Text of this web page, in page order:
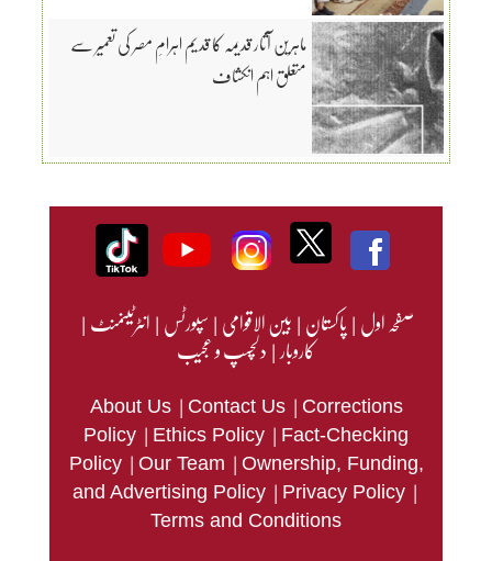
ماہرین آثار قدیمہ کا قدیم اہرامِ مصر کی تعمیر سے
متعلق اہم انکشاف
صفحہ اول|پاکستان|بین الاقوامی|سپورٹس|انٹرٹینمنٹ|
کاروبار|دلچسپ و عجیب
About Us | Contact Us | Corrections
Policy | Ethics Policy | Fact-Checking
Policy | Our Team | Ownership, Funding,
and Advertising Policy | Privacy Policy |
Terms and Conditions